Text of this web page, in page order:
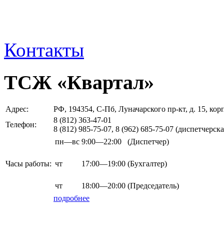
Контакты
ТСЖ «Квартал»
Адрес:
РФ, 194354, С-Пб, Луначарского пр-кт, д. 15,
Телефон:
8 (812) 363-47-01
8 (812) 985-75-07, 8 (962) 685-75-07
Часы работы:
пн—вс 9:00—22:00 (Диспетчер)
чт 17:00—19:00 (Бухгалтер)
чт 18:00—20:00 (Председатель)
подробнее